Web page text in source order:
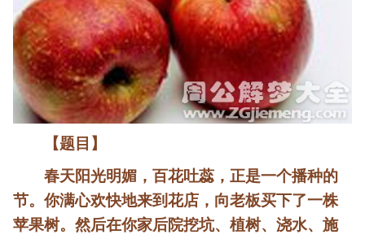
【题目】
春天阳光明媚，百花吐蕊，正是一个播种的
节。你满心欢快地来到花店，向老板买下了一株
苹果树。然后在你家后院挖坑、植树、浇水、施